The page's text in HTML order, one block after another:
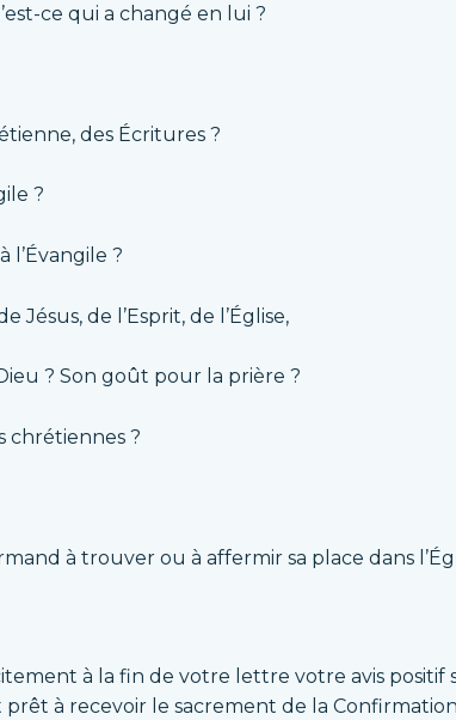
ce qui a changé en lui ?
des Écritures ?
?
l’Évangile ?
Jésus, de l’Esprit, de l’Église,
? Son goût pour la prière ?
chrétiennes ?
à trouver ou à affermir sa place dans
à la fin de votre lettre votre avis
à recevoir le sacrement de la